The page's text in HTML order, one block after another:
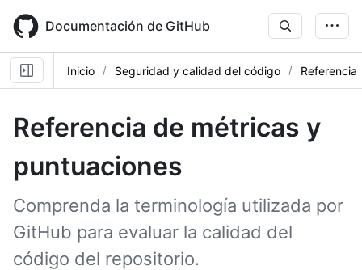
main
content
Documentación de GitHub
Inicio Seguridad y calidad del código Referencia
Referencia de métricas y
puntuaciones
Comprenda la terminología utilizada por
GitHub para evaluar la calidad del
código del repositorio.